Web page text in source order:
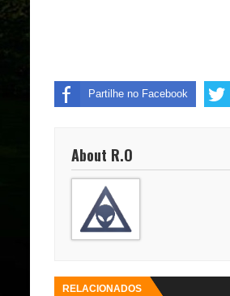
Partilhe no Facebook
About R.O
RELACIONADOS